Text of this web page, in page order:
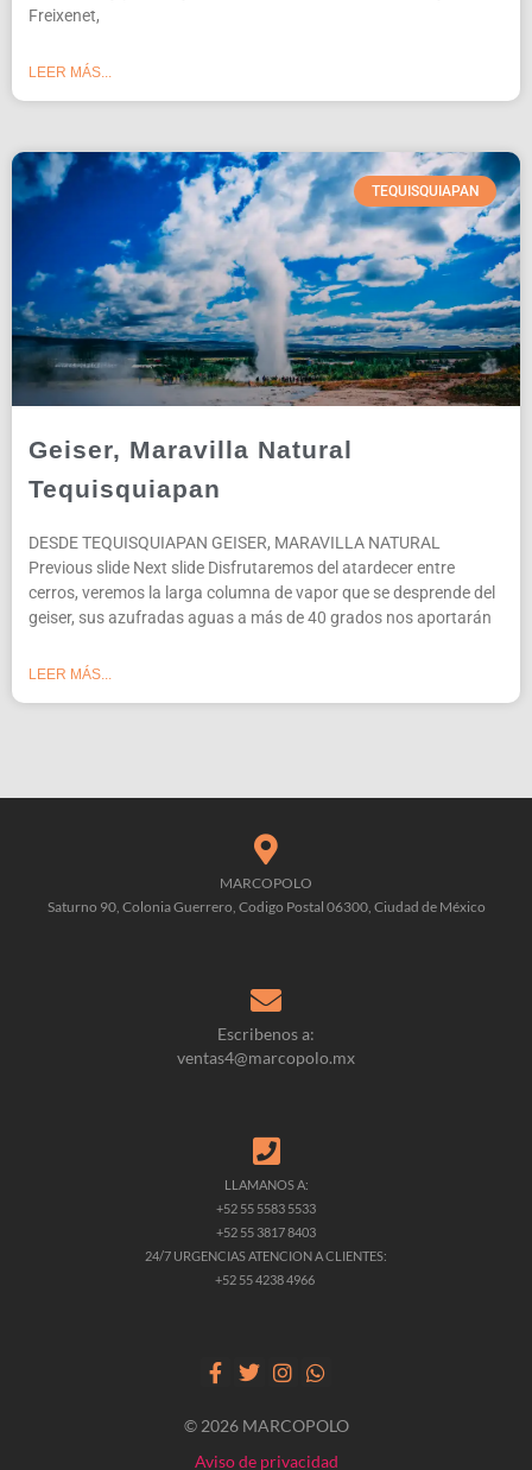
Freixenet,
LEER MÁS...
TEQUISQUIAPAN
Geiser, Maravilla Natural
Tequisquiapan
DESDE TEQUISQUIAPAN GEISER, MARAVILLA NATURAL
Previous slide Next slide Disfrutaremos del atardecer entre
cerros, veremos la larga columna de vapor que se desprende del
geiser, sus azufradas aguas a más de 40 grados nos aportarán
LEER MÁS...
MARCOPOLO
Saturno 90, Colonia Guerrero, Codigo Postal 06300, Ciudad de México
Escribenos a:
ventas4@marcopolo.mx
LLAMANOS A:
+52 55 5583 5533
+52 55 3817 8403
24/7 URGENCIAS ATENCION A CLIENTES:
+52 55 4238 4966
© 2026 MARCOPOLO
Aviso de privacidad